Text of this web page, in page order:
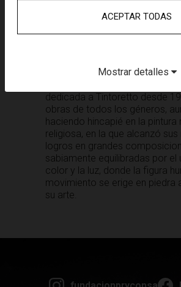
servicio de nuevas exigencia
dibujo de Miguel Ángel.
dedicada a Tintoretto desde
obras de todos los géneros,
haciendo hincapié en la pintura
religiosa, en la que alcanzó
logros en grandes
sabiamente equilibradas por el
color y la luz, donde la figura
movimiento se erige en piedra
su arte.
ACEPTAR TODAS
Mostrar detalles